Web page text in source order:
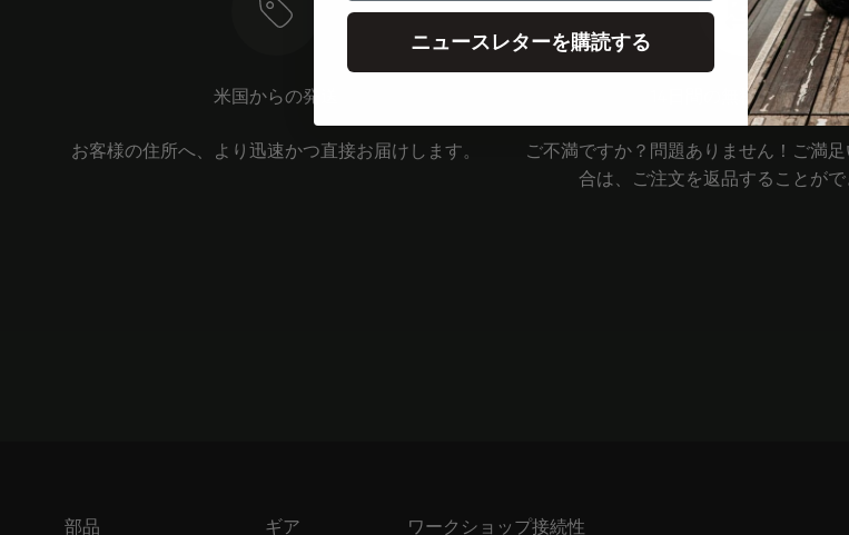
米国からの発送
お客様の住所へ、より迅速かつ直接お届けします。
14日間の無料トライアル
ご不満ですか？問題ありません！ご満
合は、ご注文を返品することがで
部品 ギア ワークショップ接続性
ニュースレターを購読する